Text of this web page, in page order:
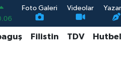
0.1
Foto Galeri Videolar
Filistin TDV